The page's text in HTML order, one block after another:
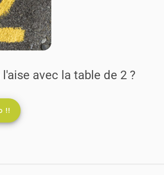
avec la table de 2 ?
!!